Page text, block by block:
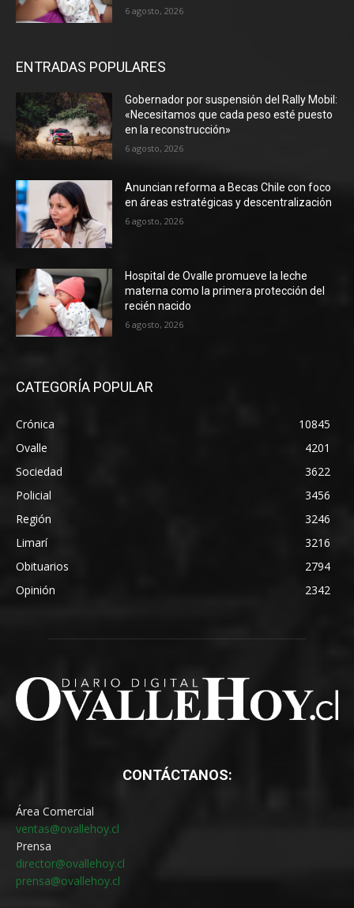
6 agosto, 2026
ENTRADAS POPULARES
Gobernador por suspensión del Rally Mobil:
«Necesitamos que cada peso esté puesto
en la reconstrucción»
6 agosto, 2026
Anuncian reforma a Becas Chile con foco
en áreas estratégicas y descentralización
6 agosto, 2026
Hospital de Ovalle promueve la leche
materna como la primera protección del
recién nacido
6 agosto, 2026
CATEGORÍA POPULAR
Crónica
10845
Ovalle
4201
Sociedad
3622
Policial
3456
Región
3246
Limarí
3216
Obituarios
2794
Opinión
2342
CONTÁCTANOS:
Área Comercial
ventas@ovallehoy.cl
Prensa
director@ovallehoy.cl
prensa@ovallehoy.cl